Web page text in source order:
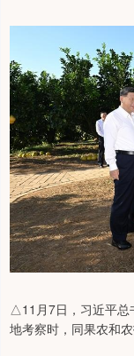
△11月7日，习近平总
地考察时，同果农和农